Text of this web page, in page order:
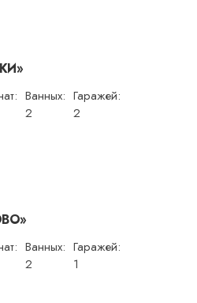
Ванных:
2
Гаражей:
2
Ванных:
2
Гаражей:
1